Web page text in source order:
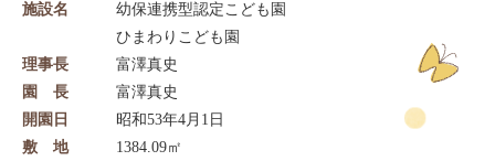
施設名
幼保連携型認定こども園
ひまわりこども園
理事長
富澤真史
園 長
富澤真史
開園日
昭和53年4月1日
敷 地
1384.09㎡